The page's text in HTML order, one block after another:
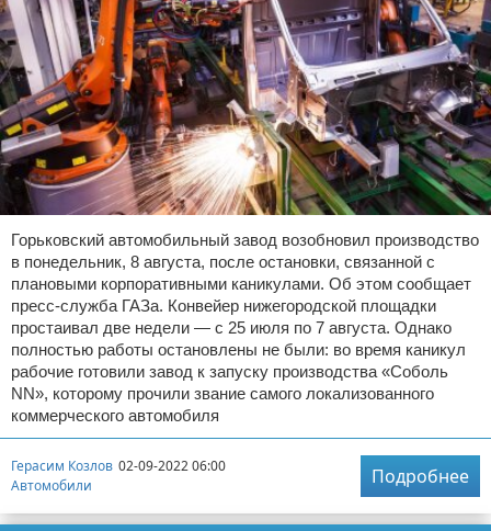
Горьковский автомобильный завод возобновил производство
в понедельник, 8 августа, после остановки, связанной с
плановыми корпоративными каникулами. Об этом сообщает
пресс-служба ГАЗа. Конвейер нижегородской площадки
простаивал две недели — с 25 июля по 7 августа. Однако
полностью работы остановлены не были: во время каникул
рабочие готовили завод к запуску производства «Соболь
NN», которому прочили звание самого локализованного
коммерческого автомобиля
Герасим Козлов 02-09-2022 06:00
Автомобили
Подробнее